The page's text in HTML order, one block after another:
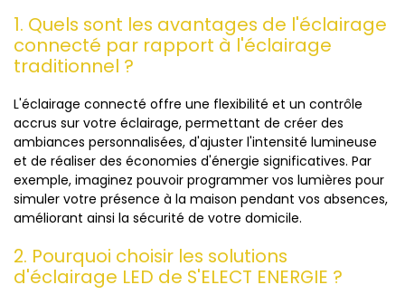
1. Quels sont les avantages de l'éclairage
connecté par rapport à l'éclairage
traditionnel ?
L'éclairage connecté offre une flexibilité et un contrôle
accrus sur votre éclairage, permettant de créer des
ambiances personnalisées, d'ajuster l'intensité lumineuse
et de réaliser des économies d'énergie significatives. Par
exemple, imaginez pouvoir programmer vos lumières pour
simuler votre présence à la maison pendant vos absences,
améliorant ainsi la sécurité de votre domicile.
2. Pourquoi choisir les solutions
d'éclairage LED de S'ELECT ENERGIE ?